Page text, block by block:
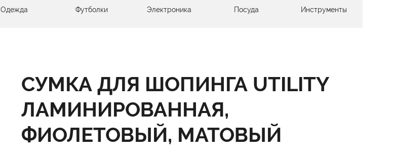
Одежда Футболки Электроника Посуда Инструменты
СУМКА ДЛЯ ШОПИНГА UTILITY
ЛАМИНИРОВАННАЯ,
ФИОЛЕТОВЫЙ, МАТОВЫЙ